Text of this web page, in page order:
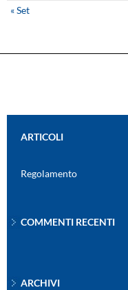
« Set
ARTICOLI
Regolamento
COMMENTI RECENTI
ARCHIVI